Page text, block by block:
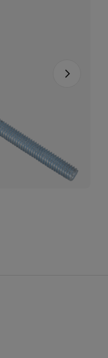
Nächstes Foto